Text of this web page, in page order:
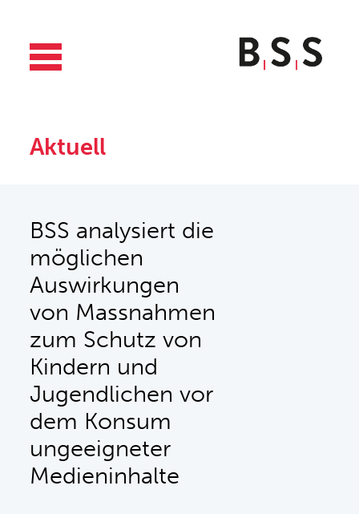
Aktuell
BSS analysiert die
möglichen
Auswirkungen
von Massnahmen
zum Schutz von
Kindern und
Jugendlichen vor
dem Konsum
ungeeigneter
Medieninhalte